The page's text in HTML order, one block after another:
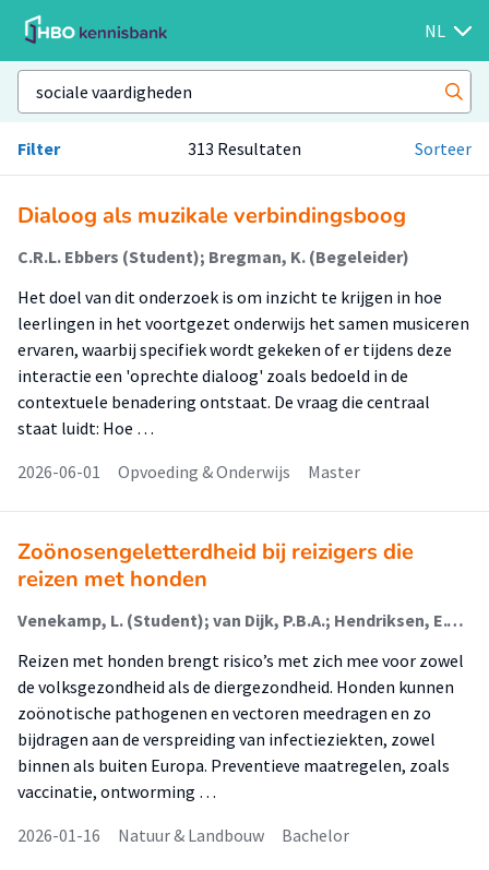
NL
Filter 313 Resultaten Sorteer
Dialoog als muzikale verbindingsboog
C.R.L. Ebbers (Student); Bregman, K. (Begeleider)
Het doel van dit onderzoek is om inzicht te krijgen in hoe
leerlingen in het voortgezet onderwijs het samen musiceren
ervaren, waarbij specifiek wordt gekeken of er tijdens deze
interactie een 'oprechte dialoog' zoals bedoeld in de
contextuele benadering ontstaat. De vraag die centraal
staat luidt: Hoe …
2026-06-01
Opvoeding & Onderwijs Master
Zoönosengeletterdheid bij reizigers die
reizen met honden
Venekamp, L. (Student); van Dijk, P.B.A.; Hendriksen, E.W.J.
Reizen met honden brengt risico’s met zich mee voor zowel
de volksgezondheid als de diergezondheid. Honden kunnen
zoönotische pathogenen en vectoren meedragen en zo
bijdragen aan de verspreiding van infectieziekten, zowel
binnen als buiten Europa. Preventieve maatregelen, zoals
vaccinatie, ontworming …
2026-01-16
Natuur & Landbouw Bachelor